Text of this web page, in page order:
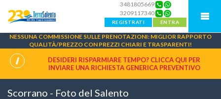
3481805669
3209117340
REGISTRATI ENTRA
NESSUNA COMMISSIONE SULLE PRENOTAZIONI: MIGLIOR RAPPORTO
QUALITÀ/PREZZO CON PREZZI CHIARI E TRASPARENTI!
DESIDERI RISPARMIARE TEMPO? CLICCA QUI PER
INVIARE UNA RICHIESTA GENERICA PREVENTIVO
Scorrano - Foto del Salento